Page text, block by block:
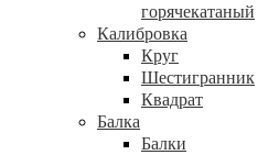
горячекатаный
Калибровка
Круг
Шестигранник
Квадрат
Балка
Балки